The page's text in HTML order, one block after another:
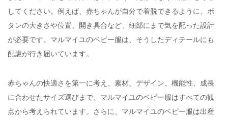
してください。例えば、赤ちゃんが自分で着脱できるように、ボ
タンの大きさや位置、開き具合など、細部にまで気を配った設計
が必要です。マルマイユのベビー服は、そうしたディテールにも
配慮が行き届いています。
赤ちゃんの快適さを第一に考え、素材、デザイン、機能性、成長
に合わせたサイズ選びまで、マルマイユのベビー服はすべての観
点から考えられています。さらに、マルマイユのベビー服は出産